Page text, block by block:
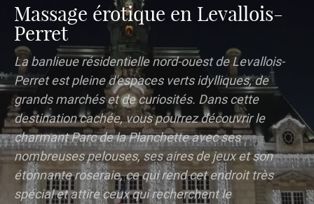
Massage érotique en Levallois-
Perret
La banlieue résidentielle nord-ouest de Levallois-
Perret est pleine d'espaces verts idylliques, de
grands marchés et de curiosités. Dans cette
destination cachée, vous pourrez découvrir le
charmant Parc de la Planchette avec ses
nombreuses pelouses, ses aires de jeux et son
étonnante roseraie, ce qui rend cet endroit très
spécial et attire ceux qui recherchent le